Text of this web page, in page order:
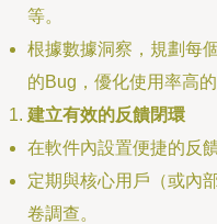
等。
根據數據洞察，規劃每
的Bug，優化使用率高
建立有效的反饋閉環
在軟件內設置便捷的反
定期與核心用戶（或內
卷調查。